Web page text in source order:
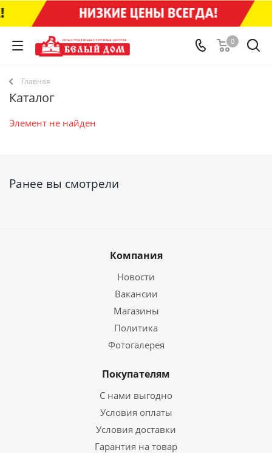
0
Главная
Каталог
Элемент не найден
Ранее вы смотрели
Компания
Новости
Вакансии
Магазины
Политика
Фотогалерея
Покупателям
С нами выгодно
Условия оплаты
Условия доставки
Гарантия на товар